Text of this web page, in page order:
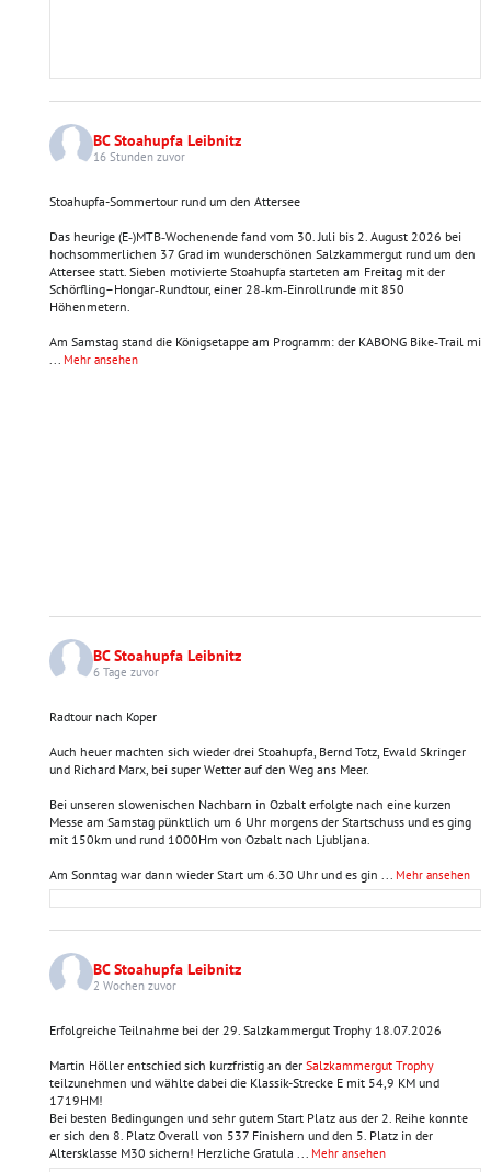
BC Stoahupfa Leibnitz
16 Stunden zuvor
Stoahupfa-Sommertour rund um den Attersee
Das heurige (E‑)MTB‑Wochenende fand vom 30. Juli bis 2. August 2026 bei
hochsommerlichen 37 Grad im wunderschönen Salzkammergut rund um den
Attersee statt. Sieben motivierte Stoahupfa starteten am Freitag mit der
Schörfling–Hongar‑Rundtour, einer 28‑km‑Einrollrunde mit 850
Höhenmetern.
Am Samstag stand die Königsetappe am Programm: der KABONG Bike‑Trail mi
... Mehr ansehen
BC Stoahupfa Leibnitz
6 Tage zuvor
Radtour nach Koper
Auch heuer machten sich wieder drei Stoahupfa, Bernd Totz, Ewald Skringer
und Richard Marx, bei super Wetter auf den Weg ans Meer.
Bei unseren slowenischen Nachbarn in Ozbalt erfolgte nach eine kurzen
Messe am Samstag pünktlich um 6 Uhr morgens der Startschuss und es ging
mit 150km und rund 1000Hm von Ozbalt nach Ljubljana.
Am Sonntag war dann wieder Start um 6.30 Uhr und es gin ... Mehr ansehen
BC Stoahupfa Leibnitz
2 Wochen zuvor
Erfolgreiche Teilnahme bei der 29. Salzkammergut Trophy 18.07.2026
Martin Höller entschied sich kurzfristig an der Salzkammergut Trophy
teilzunehmen und wählte dabei die Klassik-Strecke E mit 54,9 KM und
1719HM!
Bei besten Bedingungen und sehr gutem Start Platz aus der 2. Reihe konnte
er sich den 8. Platz Overall von 537 Finishern und den 5. Platz in der
Altersklasse M30 sichern! Herzliche Gratula ... Mehr ansehen